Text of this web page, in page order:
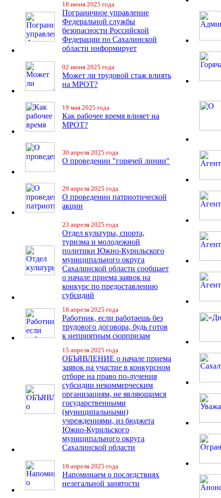
18 июня 2025 года
Пограничное управление
Федеральной службы
безопасности Российской
Федерации по Сахалинской
области информирует
02 июня 2025 года
Может ли трудовой стаж влиять
на МРОТ?
19 мая 2025 года
Как рабочее время влияет на
МРОТ?
30 апреля 2025 года
О проведении "горячей линии"
29 апреля 2025 года
О проведении патриотической
акции
23 апреля 2025 года
Отдел культуры, спорта,
туризма и молодежной
политики Южно-Курильского
муниципального округа
Сахалинской области сообщает
о начале приема заявок на
конкурс по предоставлению
субсидий
18 апреля 2025 года
Работник, если работаешь без
трудового договора, будь готов
к неприятным сюрпризам
15 апреля 2025 года
ОБЪЯВЛЕНИЕ о начале приема
заявок на участие в конкурсном
отборе на право по-лучения
субсидии некоммерческим
организациям, не являющимся
государственными
(муниципальными)
учреждениями, из бюджета
Южно-Курильского
муниципального округа
Сахалинской области
10 апреля 2025 года
Напоминаем о последствиях
нелегальной занятости